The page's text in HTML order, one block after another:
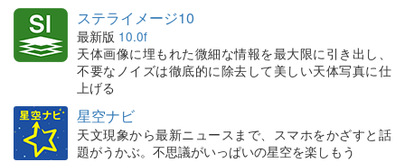
ステライメージ10
最新版 10.0f
天体画像に埋もれた微細な情報を最大限に引き出し、
不要なノイズは徹底的に除去して美しい天体写真に仕
上げる
星空ナビ
天文現象から最新ニュースまで、スマホをかざすと話
題がうかぶ。不思議がいっぱいの星空を楽しもう